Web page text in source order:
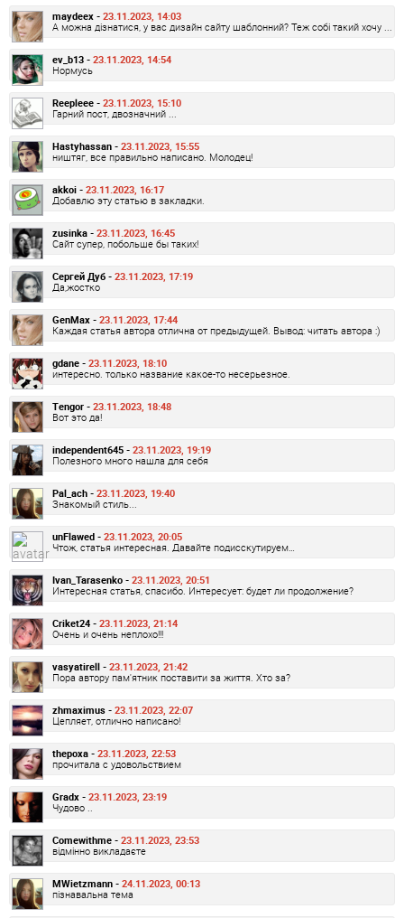
maydeex - 23.11.2023, 14:03
А можна дізнатися, у вас дизайн сайту шаблонний? Теж собі такий хочу ...
ev_b13 - 23.11.2023, 14:54
Нормусь
Reepleee - 23.11.2023, 15:10
Гарний пост, двозначний ...
Hastyhassan - 23.11.2023, 15:55
ништяг, все правильно написано. Молодец!
akkoi - 23.11.2023, 16:17
Добавлю эту статью в закладки.
zusinka - 23.11.2023, 16:45
Сайт супер, побольше бы таких!
Сергей Дуб - 23.11.2023, 17:19
Да,жостко
GenMax - 23.11.2023, 17:44
Каждая статья автора отлична от предыдущей. Вывод: читать автора :)
gdane - 23.11.2023, 18:10
интересно. только название какое-то несерьезное.
Tengor - 23.11.2023, 18:48
Вот это да!
independent645 - 23.11.2023, 19:19
Полезного много нашла для себя
Pal_ach - 23.11.2023, 19:40
Знакомый стиль...
unFlawed - 23.11.2023, 20:05
Чтож, статья интересная. Давайте подисскутируем…
Ivan_Tarasenko - 23.11.2023, 20:51
Интересная статья, спасибо. Интересует: будет ли продолжение?
Criket24 - 23.11.2023, 21:14
Очень и очень неплохо!!!
vasyatirell - 23.11.2023, 21:42
Пора автору пам'ятник поставити за життя. Хто за?
zhmaximus - 23.11.2023, 22:07
Цепляет, отлично написано!
thepoxa - 23.11.2023, 22:53
прочитала с удовольствием
Gradx - 23.11.2023, 23:19
Чудово ..
Comewithme - 23.11.2023, 23:53
відмінно викладаєте
MWietzmann - 24.11.2023, 00:13
пізнавальна тема